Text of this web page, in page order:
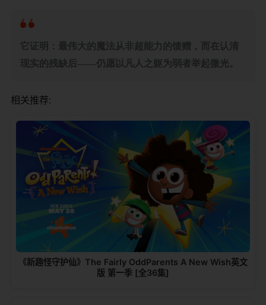
​它证明：最伟大的魔法从非超能力的馈赠，而在认清
现实的残缺后——仍愿以凡人之躯为弱者举起微光。​
相关推荐:
《新趣怪守护仙》The Fairly OddParents A New Wish英文
版 第一季 [全36集]